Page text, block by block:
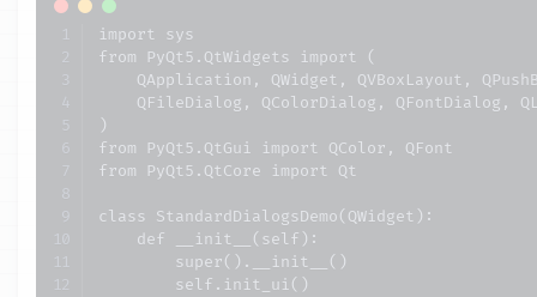
import sys
from PyQt5.QtWidgets import (
QApplication, QWidget, QVBoxLayout,
QFileDialog, QColorDialog, QFontDialog,
)
from PyQt5.QtGui import QColor, QFont
from PyQt5.QtCore import Qt
class StandardDialogsDemo(QWidget):
    def __init__(self):
        super().__init__()
        self.init_ui()